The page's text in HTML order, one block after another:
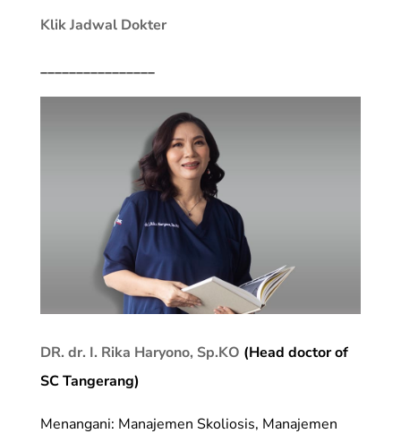
Klik Jadwal Dokter
________________
DR. dr. I. Rika Haryono, Sp.KO (Head doctor of
SC Tangerang)
Menangani: Manajemen Skoliosis, Manajemen